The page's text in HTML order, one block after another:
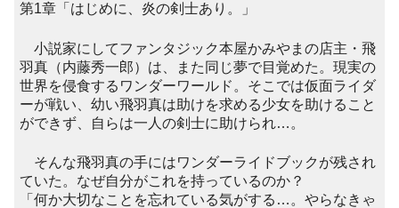
第1章「はじめに、炎の剣士あり。」
小説家にしてファンタジック本屋かみやまの店主・飛
羽真（内藤秀一郎）は、また同じ夢で目覚めた。現実の
世界を侵食するワンダーワールド。そこでは仮面ライダ
ーが戦い、幼い飛羽真は助けを求める少女を助けること
ができず、自らは一人の剣士に助けられ…。
そんな飛羽真の手にはワンダーライドブックが残され
ていた。なぜ自分がこれを持っているのか？
「何か大切なことを忘れている気がする…。やらなきゃ